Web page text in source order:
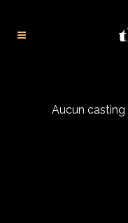
Aucun casting